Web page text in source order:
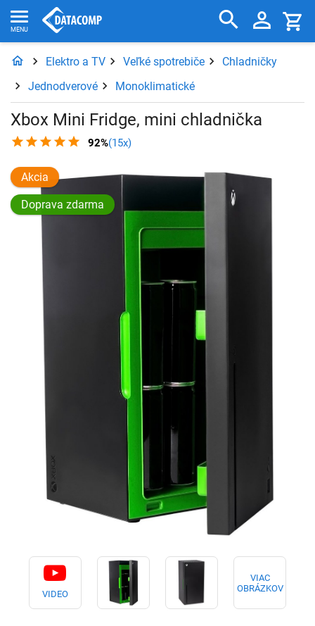
Elektro a TV Veľké spotrebiče
Chladničky
Jednodverové
Monoklimatické
Xbox Mini Fridge, mini chladnička
92%(15x)
VIDEO
VIAC
OBRÁZKOV
Akcia
Doprava zdarma